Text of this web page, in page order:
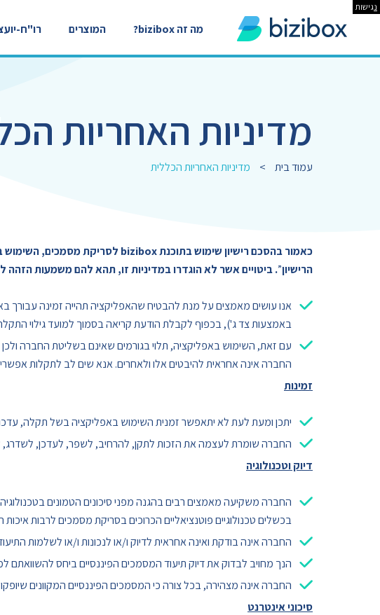
מה זה bizibox? המוצרים רו"ח-
מדיניות האחריות
עמוד בית > מדיניות האחריות הכללית
כאמור בהסכם רישיון שימוש בתוכנתbizibox לסריקת מסמכים, השימוש
הרישיון”
.ביטויים אשר לא הוגדרו במדיניות זו, תהא להם משמעות
אנו עושים מאמצים על מנת להבטיח שהאפליקציה תהייה זמינה עבורך
באמצעות צד ג'), בכפוף לקבלת הודעת קריאה בסמוך למועד גילוי
עם זאת, השימוש באפליקציה, תלוי בגורמים שאינם בשליטת החברה
החברה אינה אחראית להיבטים אלו ולאחרים. אנא שים לב לתקלות
זמינות
יתכן ומעת לעת לא יתאפשר זמנית השימוש באפליקציה בשל תקלה,
החברה שומרת לעצמה את הזכות לתקן, להרחיב, לשפר, לעדכן, לשדרג,
דיוק וטכנולוגיה
החברה משקיעה מאמצים רבים בהגנה מפני סיכונים הטמונים
בכשלים טכנולוגיים פוטנציאליים הכרוכים בסריקת מסמכים לרבות איכות
החברה אינה בודקת ואינה אחראית לדיוק ו/או לנכונות ו/או לשלמות
הנך מחויב לבדוק את דיוק תיעוד המסמכים הפיננסיים ביחס להשוואתם
החברה אינה מצהירה, בכל צורה כי המסמכים הפיננסיים המקוונים
סיכוני אינטרנט
נגישות